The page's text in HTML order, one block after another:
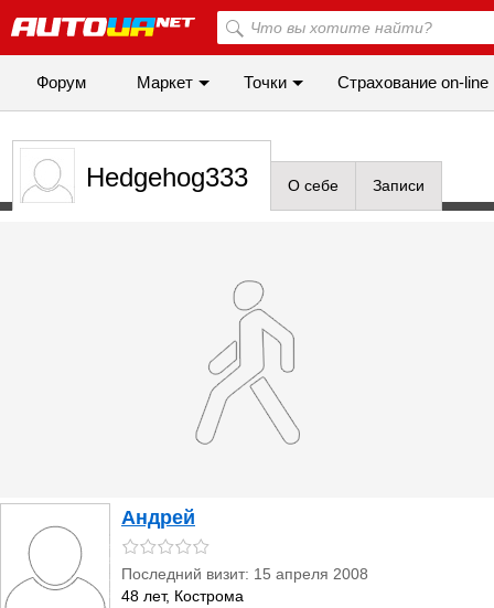
Форум Маркет Точки Cтрахование on-line
Hedgehog333 О себе Записи
Андрей
Последний визит: 15 апреля 2008
48 лет, Кострома